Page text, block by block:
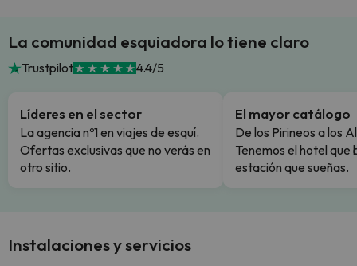
La comunidad esquiadora lo tiene claro
Trustpilot 4.4/5
Líderes en el sector
La agencia nº1 en viajes de esquí.
Ofertas exclusivas que no verás en
otro sitio.
El mayor catálogo
De los Pirineos a los
Tenemos el hotel que
estación que sueñas.
Instalaciones y servicios